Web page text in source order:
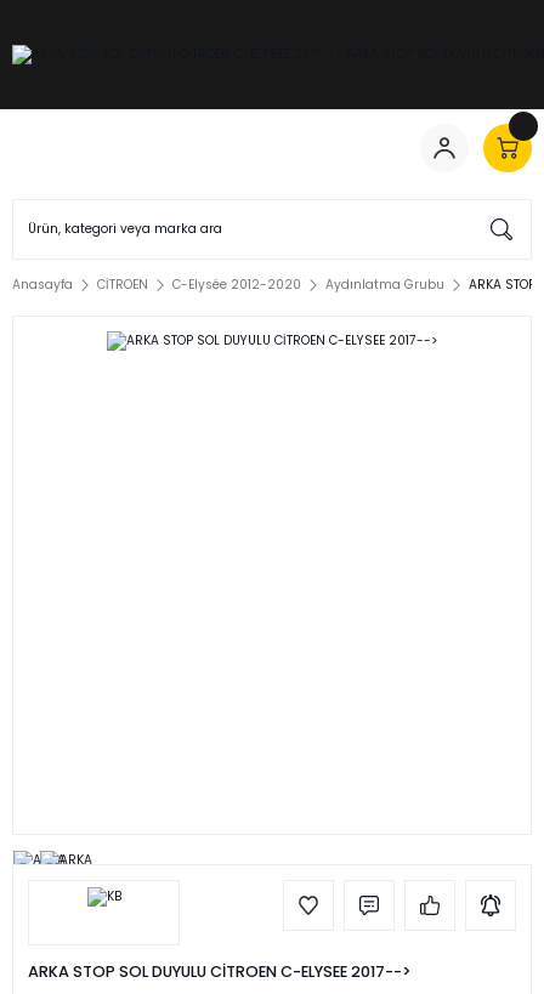
Anasayfa CİTROEN C-Elysée 2012-2020 Aydınlatma Grubu ARKA STOP
ARKA STOP SOL DUYULU CİTROEN C-ELYSEE 2017-->